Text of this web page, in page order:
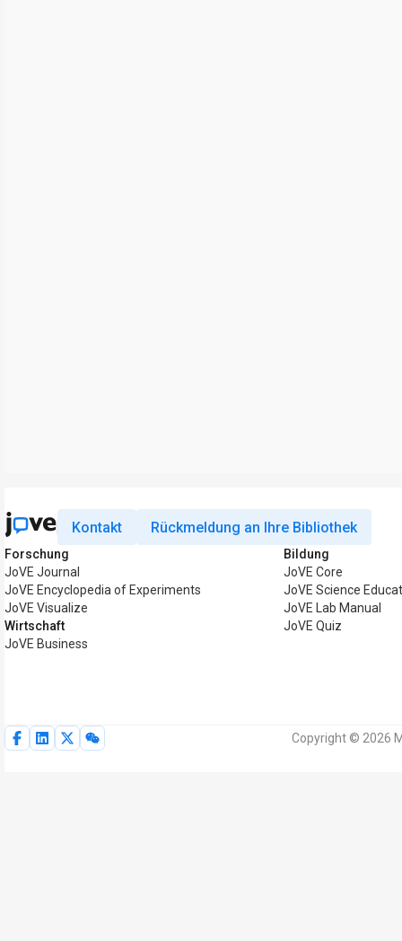
Kontakt Rückmeldung an Ihre Bibliothek
Forschung
JoVE Journal
JoVE Encyclopedia of Experiments
JoVE Visualize
Wirtschaft
JoVE Business
Bildung
JoVE Core
JoVE Science
JoVE Lab Manual
JoVE Quiz
Copyright © 2026